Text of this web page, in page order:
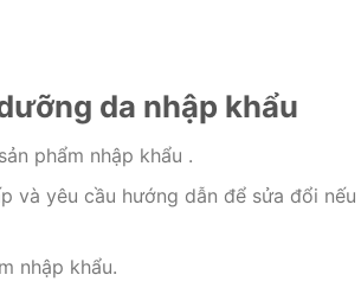
da nhập khẩu
phẩm nhập khẩu .
và yêu cầu hướng dẫn để sửa đổi nếu
nhập khẩu.